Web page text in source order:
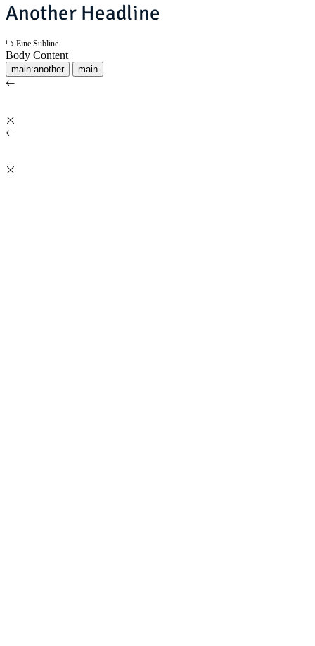
Another Headline
Eine Subline
Body Content
main:another main